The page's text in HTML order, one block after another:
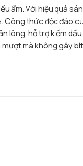
ẩm. Với hiệu quả
Công thức độc đáo
lông, hỗ trợ kiềm
mà không gây